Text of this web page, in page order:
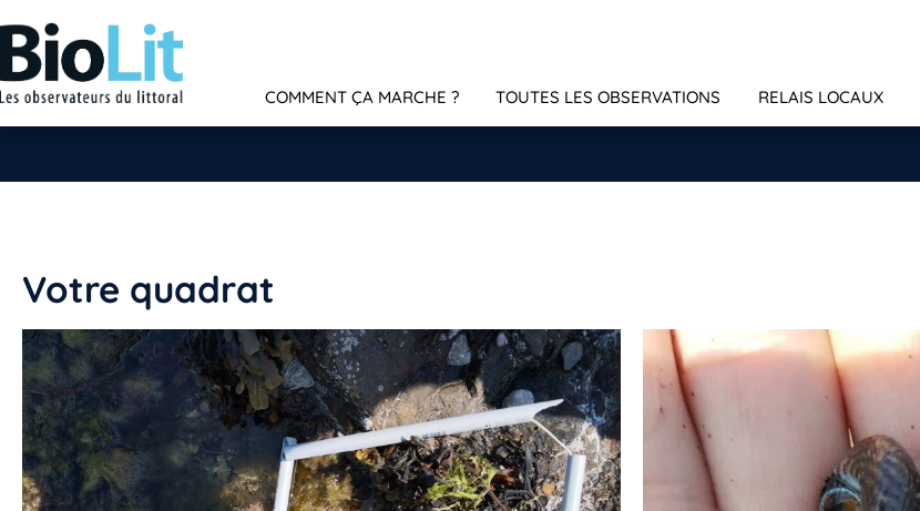
COMMENT ÇA MARCHE ? TOUTES LES OBSERVATIONS RELAIS LOCAUX
Votre quadrat